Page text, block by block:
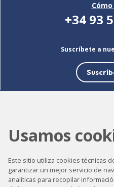
+34 93
Suscríbete a
Usamos
Este sitio utiliza cookies técnicas
garantizar un mejor servicio de
analíticas para recopilar